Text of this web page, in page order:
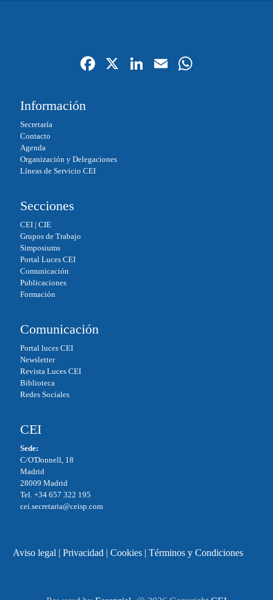
Fa
X
Li
E
Información
Secretaría
Contacto
Agenda
Organización y Delegaciones
Líneas de Servicio CEI
Secciones
CEI| CIE
Grupos de Trabajo
Simposiums
Portal Luces CEI
Comunicación
Publicaciones
Formación
Comunicación
Portal luces CEI
Newsletter
Revista Luces CEI
Biblioteca
Redes Sociales
CEI
Sede:
C/O'Donnell, 18
Madrid
28009 Madrid
Tel. +34 657 322 195
cei.secretaria@ceisp.com
Aviso legal | Privacidad | Cookies| Términos y Condiciones